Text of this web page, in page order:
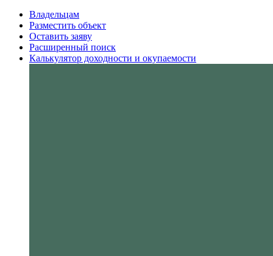
Владельцам
Разместить объект
Оставить заяву
Расширенный поиск
Калькулятор доходности и окупаемости